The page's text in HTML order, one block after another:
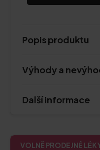
Popis produktu
Výhody a
Další informace
VOLNĚ PRODEJNÉ